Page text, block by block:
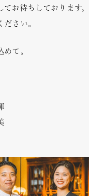
てお待ちしております
ださい。
て。